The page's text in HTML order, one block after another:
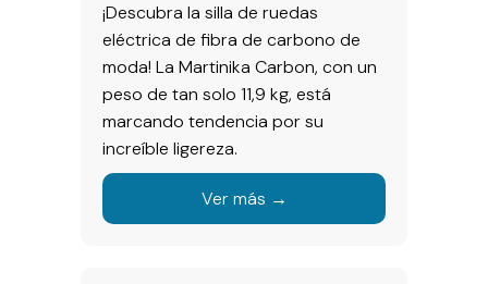
¡Descubra la silla de ruedas
eléctrica de fibra de carbono de
moda! La Martinika Carbon, con un
peso de tan solo 11,9 kg, está
marcando tendencia por su
increíble ligereza.
Ver más →